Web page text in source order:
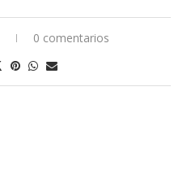
0 comentarios